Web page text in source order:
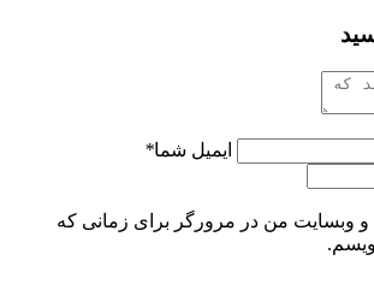
ایمیل شما*
و وبسایت من در مرورگر برای زمانی که